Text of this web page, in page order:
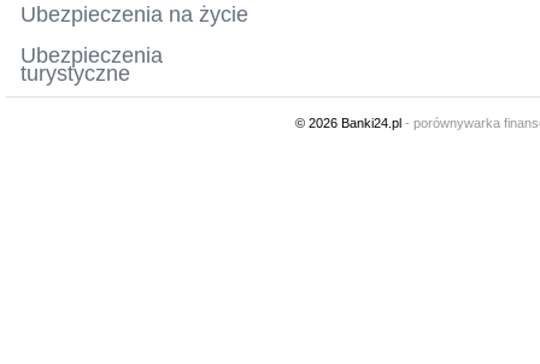
Ubezpieczenia na życie
Ubezpieczenia
turystyczne
© 2026 Banki24.pl - porównywarka